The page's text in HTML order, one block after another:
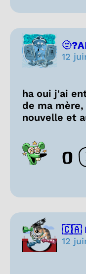
12
ha oui j'ai
de ma
nouvelle et
0
🇨🇦
12